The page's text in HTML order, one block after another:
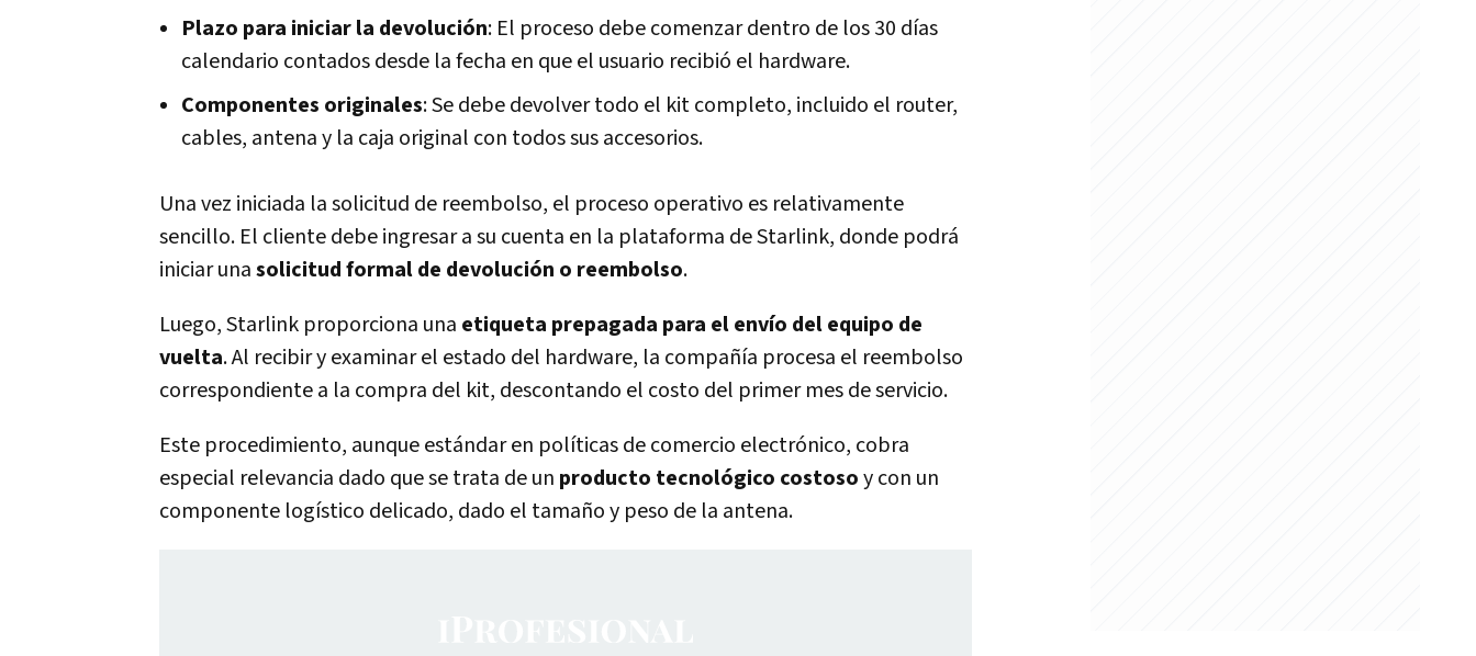
Plazo para iniciar la devolución: El proceso debe comenzar dentro de los 30 días
calendario contados desde la fecha en que el usuario recibió el hardware.
Componentes originales: Se debe devolver todo el kit completo, incluido el router,
cables, antena y la caja original con todos sus accesorios.
Una vez iniciada la solicitud de reembolso, el proceso operativo es relativamente
sencillo. El cliente debe ingresar a su cuenta en la plataforma de Starlink, donde podrá
iniciar unasolicitud formal de devolución o reembolso.
Luego, Starlink proporciona una etiqueta prepagada para el envío del equipo de
vuelta. Al recibir y examinar el estado del hardware, la compañía procesa el reembolso
correspondiente a la compra del kit, descontando el costo del primer mes de servicio.
Este procedimiento, aunque estándar en políticas de comercio electrónico, cobra
especial relevancia dado que se trata de un producto tecnológico costosoy con un
componente logístico delicado, dado el tamaño y peso de la antena.